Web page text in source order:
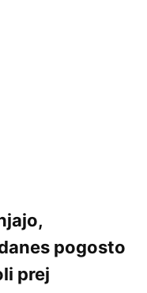
pogosto
prej